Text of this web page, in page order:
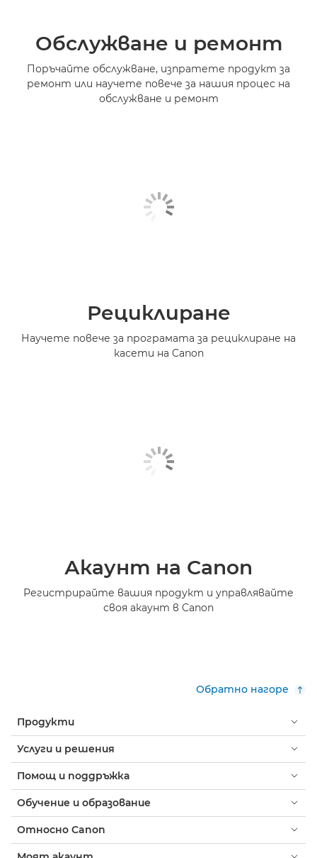
Обслужване и ремонт
Поръчайте обслужване, изпратете продукт за
ремонт или научете повече за нашия процес на
обслужване и ремонт
Рециклиране
Научете повече за програмата за рециклиране на
касети на Canon
Акаунт на Canon
Регистрирайте вашия продукт и управлявайте
своя акаунт в Canon
Обратно нагоре
Продукти
Услуги и решения
Помощ и поддръжка
Обучение и образование
Относно Canon